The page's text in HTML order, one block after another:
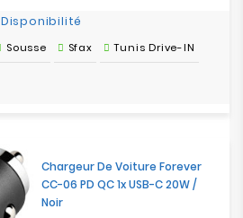
Disponibilité
Sousse Sfax Tunis Drive-IN
Chargeur De Voiture Forever
CC-06 PD QC 1x USB-C 20W /
Noir